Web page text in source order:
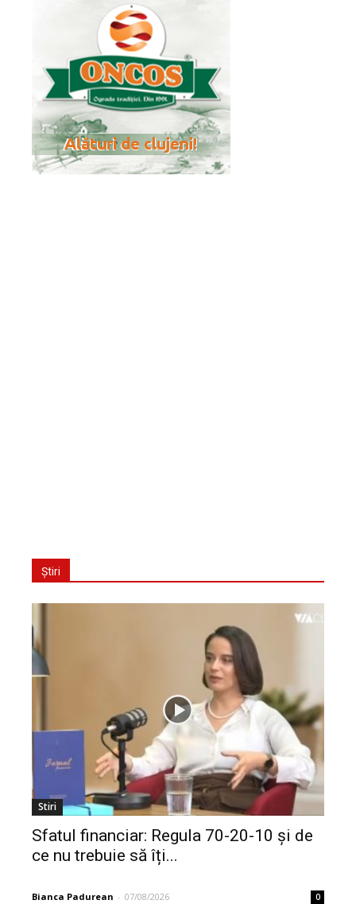
Știri
Stiri
Sfatul financiar: Regula 70-20-10 și de
ce nu trebuie să îți...
Bianca Padurean - 07/08/2026 0